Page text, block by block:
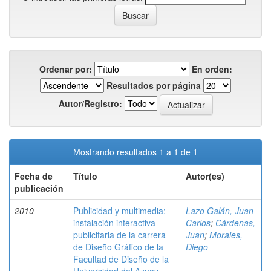
Ordenar por:
En orden:
Resultados por página
Autor/Registro:
Mostrando resultados 1 a 1 de 1
Fecha de
publicación
Título Autor(es)
2010
Publicidad y multimedia:
instalación interactiva
publicitaria de la carrera
de Diseño Gráfico de la
Facultad de Diseño de la
Lazo Galán, Juan
Carlos; Cárdenas,
Juan; Morales,
Diego